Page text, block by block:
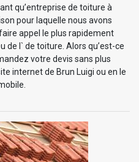
qu’entreprise de toiture à
pour laquelle nous avons
appel le plus rapidement
de l` de toiture. Alors qu’est-ce
votre devis sans plus
internet de Brun Luigi ou en le